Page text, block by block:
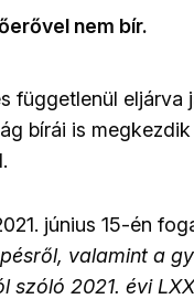
nem bír.
függetlenül eljárva
bírái is
június 15-én
valamint a
szóló 2021. évi